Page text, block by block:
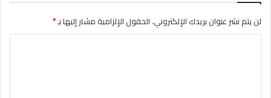
لن يتم نشر عنوان بريدك الإلكتروني.الحقول الإلزامية مشار إليها بـ*